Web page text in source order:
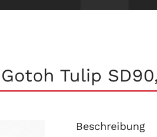
Gotoh Tulip
Beschreibung